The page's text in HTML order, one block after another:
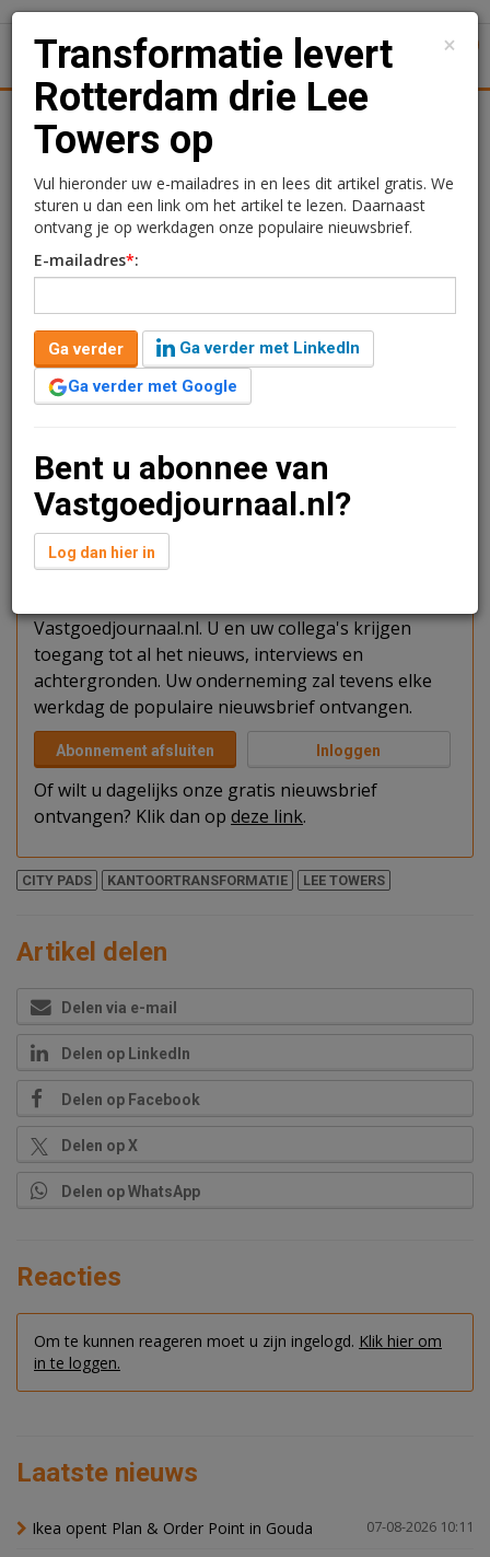
Transformatie levert
Rotterdam drie Lee
Towers op
Rogier Hentenaar
26 mei 2017 om 14:55
1 minuut leestijd
De Eindhovense projectontwikkelaars City Pads en Tom
transformeren tot 840 huurwoningen.
Verder lezen?
U kunt het artikel niet volledig lezen omdat u nog
Vastgoedjournaal.nl. U en uw collega's krijgen
toegang tot al het nieuws, interviews en
achtergronden. Uw onderneming zal tevens elke
werkdag de populaire nieuwsbrief ontvangen.
Abonnement afsluiten Inloggen
Of wilt u dagelijks onze gratis nieuwsbrief
ontvangen? Klik dan op deze link.
CITY PADS KANTOORTRANSFORMATIE LEE TOWERS
Artikel delen
Delen via e-mail
Delen op LinkedIn
Delen op Facebook
Delen op X
Delen op WhatsApp
Reacties
Om te kunnen reageren moet u zijn ingelogd. Klik hier om
in te loggen.
Laatste nieuws
07-08-2026 10:11
Ikea opent Plan & Order Point in Gouda
×
Transformatie levert
Rotterdam drie Lee
Towers op
Vul hieronder uw e-mailadres in en lees dit artikel gratis. We
sturen u dan een link om het artikel te lezen. Daarnaast
ontvang je op werkdagen onze populaire nieuwsbrief.
E-mailadres*:
Ga verder
Ga verder met LinkedIn
Ga verder met Google
Bent u abonnee van
Vastgoedjournaal.nl?
Log dan hier in